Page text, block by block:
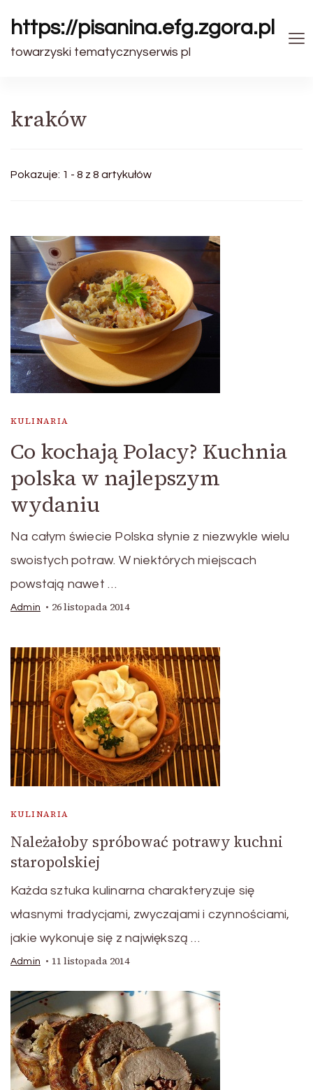
https://pisanina.efg.zgora.pl
towarzyski tematycznyserwis pl
kraków
Pokazuje: 1 - 8 z 8 artykułów
KULINARIA
Co kochają Polacy? Kuchnia
polska w najlepszym
wydaniu
Na całym świecie Polska słynie z niezwykle wielu
swoistych potraw. W niektórych miejscach
powstają nawet …
Admin 26 listopada 2014
KULINARIA
Należałoby spróbować potrawy kuchni
staropolskiej
Każda sztuka kulinarna charakteryzuje się
własnymi tradycjami, zwyczajami i czynnościami,
jakie wykonuje się z największą …
Admin 11 listopada 2014